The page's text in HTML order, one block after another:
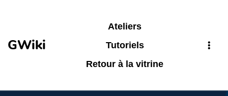
GWiki
Ateliers
Tutoriels
Retour à la vitrine